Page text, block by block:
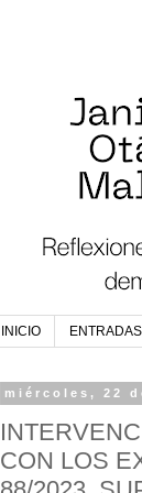
INICIO ENTRADAS
miércoles, 22
CON LOS